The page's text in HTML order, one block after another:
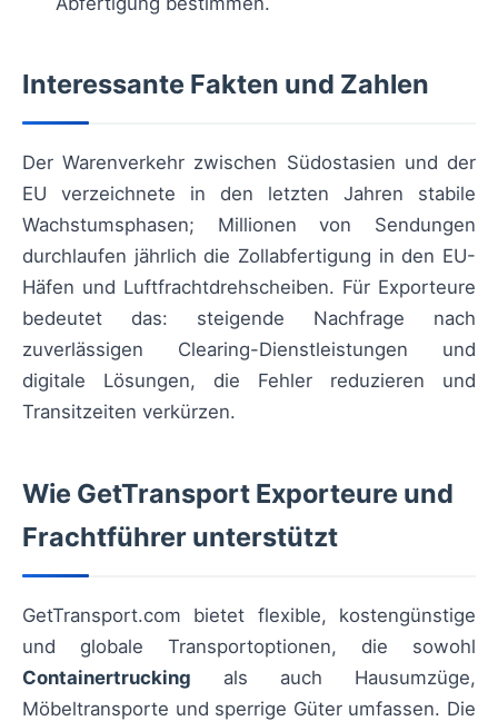
Interessante Fakten und Zahlen
Der Warenverkehr zwischen Südostasien und der
EU verzeichnete in den letzten Jahren stabile
Wachstumsphasen; Millionen von Sendungen
durchlaufen jährlich die Zollabfertigung in den EU-
Häfen und Luftfrachtdrehscheiben. Für Exporteure
bedeutet das: steigende Nachfrage nach
zuverlässigen Clearing-Dienstleistungen und
digitale Lösungen, die Fehler reduzieren und
Transitzeiten verkürzen.
Wie GetTransport Exporteure und
Frachtführer unterstützt
GetTransport.com bietet flexible, kostengünstige
und globale Transportoptionen, die sowohl
Containertrucking als auch Hausumzüge,
Möbeltransporte und sperrige Güter umfassen. Die